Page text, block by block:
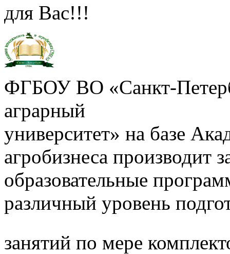
для Вас!!!
ФГБОУ ВО «Санкт-
аграрный
университет» на базе
агробизнеса производит
образовательные
различный уровень
занятий по мере